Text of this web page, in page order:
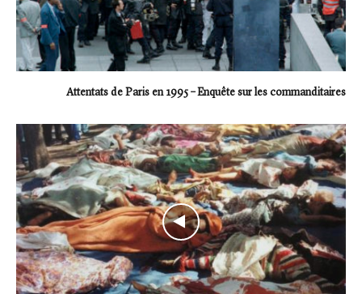
Attentats de Paris en 1995 – Enquête sur les commanditaires